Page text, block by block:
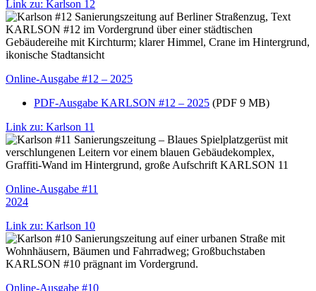
Link zu: Karlson 12
Online-Ausgabe #12 – 2025
PDF-Ausgabe KARLSON #12 – 2025 (PDF 9 MB)
Link zu: Karlson 11
Online-Ausgabe #11
2024
Link zu: Karlson 10
Online-Ausgabe #10